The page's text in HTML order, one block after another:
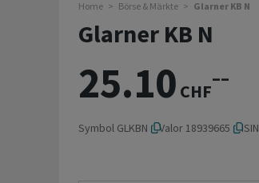
Home Börse & Märkte Glarner KB N
Glarner KB N
25.10 CHF
––
Symbol GLKBN Valor 18939665 ISIN